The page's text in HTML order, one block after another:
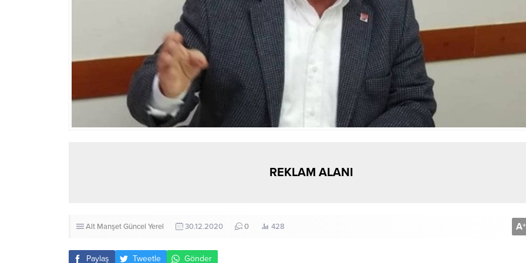
REKLAM ALANI
Alt ManşetGüncel Yerel 30.12.2020 0 428 A+
Paylaş Tweetle Gönder